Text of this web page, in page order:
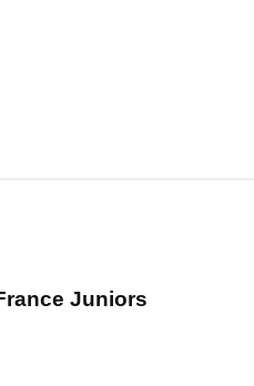
Juniors